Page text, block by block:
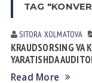
TAG
SITORA XOLMATOVA
KRAUDSORSING VA
YARATISHDA
Read More